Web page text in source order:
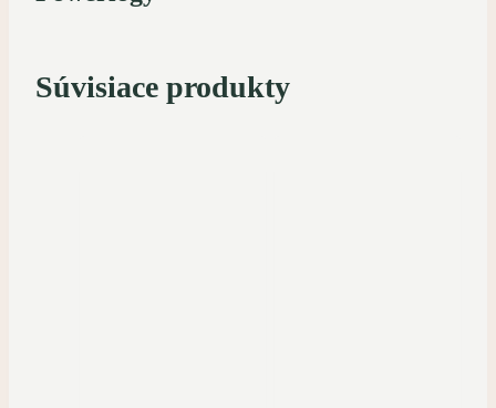
Súvisiace produkty